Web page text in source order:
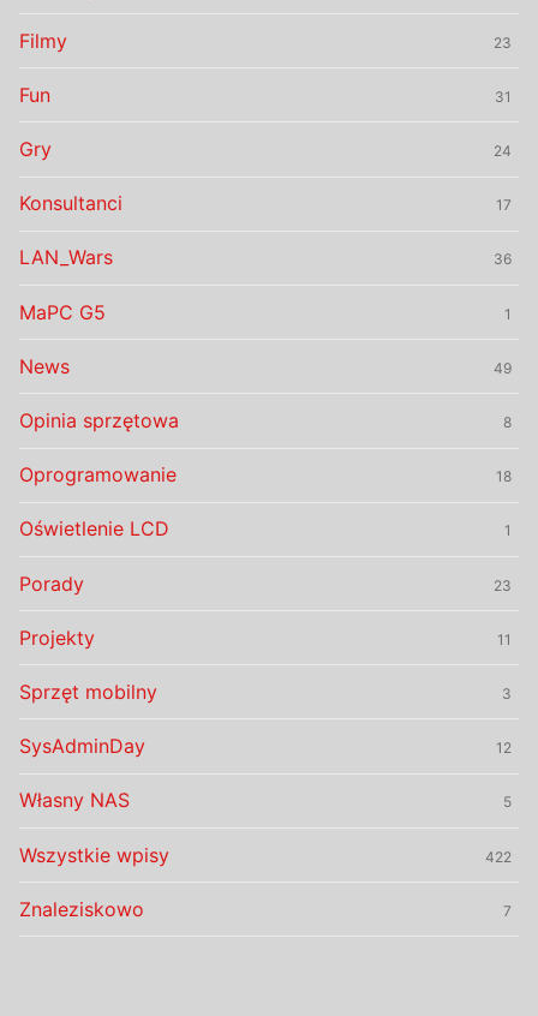
Filmy 23
Fun 31
Gry 24
Konsultanci 17
LAN_Wars 36
MaPC G5 1
News 49
Opinia sprzętowa 8
Oprogramowanie 18
Oświetlenie LCD 1
Porady 23
Projekty 11
Sprzęt mobilny 3
SysAdminDay 12
Własny NAS 5
Wszystkie wpisy 422
Znaleziskowo 7